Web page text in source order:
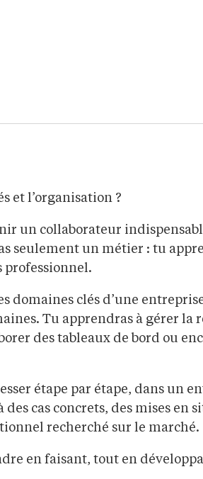
et l’organisation ?
un collaborateur
seulement un métier : tu
professionnel.
domaines clés d’une
Tu apprendras à gérer la
des tableaux de bord ou
étape par étape, dans un
cas concrets, des mises en
recherché sur le marché.
en faisant, tout en